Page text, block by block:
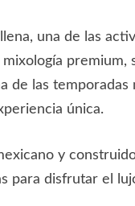
una de las
premium,
las temporadas
única.
y
para disfrutar el